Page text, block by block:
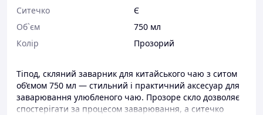
Ситечко
Є
Об`єм
750 мл
Колір
Прозорий
Тіпод, скляний заварник для китайського чаю з ситом
об’ємом 750 мл — стильний і практичний аксесуар для
заварювання улюбленого чаю. Прозоре скло дозволяє
спостерігати за процесом заварювання, а ситечко